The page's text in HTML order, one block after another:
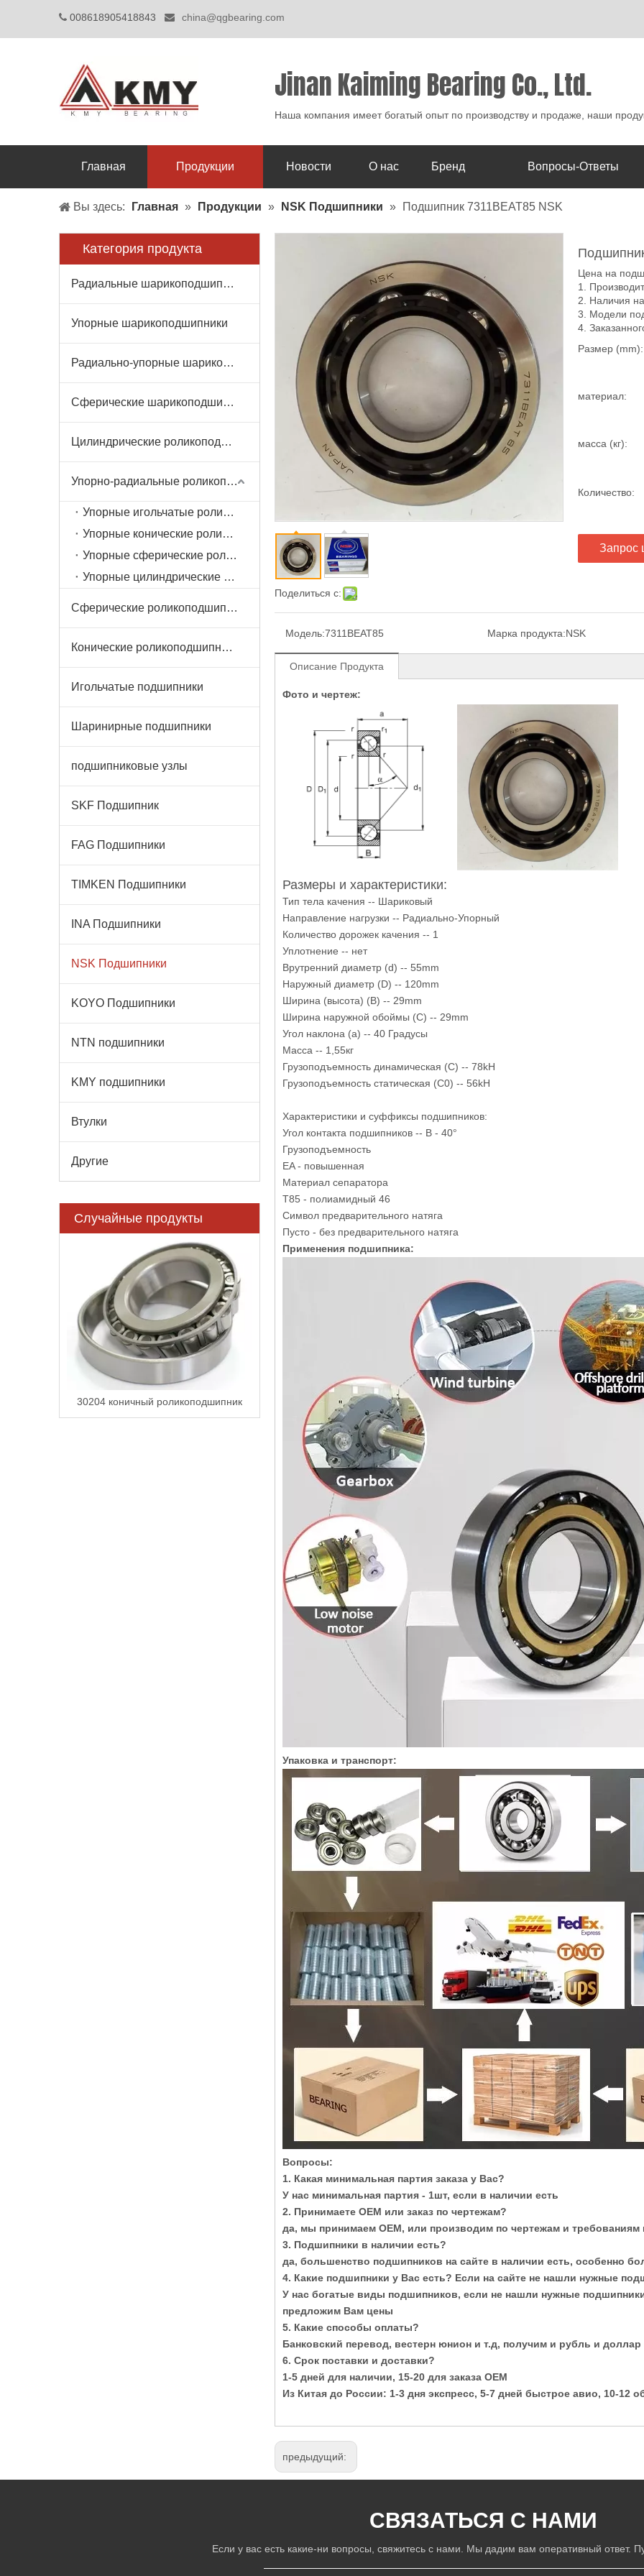
 008618905418843  china@qgbearing.com
Jinan Kaiming Bearing Co., Ltd.
Наша компания имеет богатый опыт по производству и продаже, наши
Главная Продукции Новости О нас Бренд Вопросы-Ответы
Вы здесь: Главная » Продукции » NSK Подшипники » Подшипник 7311BEAT85 NSK
Категория продукта
Радиальные шарикоподшипники
Упорные шарикоподшипники
Радиально-упорные шарикоподшипники
Сферические шарикоподшипники
Цилиндрические роликоподшипники
Упорно-радиальные роликоподшипники
Упорные игольчатые роликоподшипники
Упорные конические роликоподшипники
Упорные сферические роликоподшипники
Упорные цилиндрические роликоподшипники
Сферические роликоподшипники
Конические роликоподшипники
Игольчатые подшипники
Шаринирные подшипники
подшипниковые узлы
SKF Подшипник
FAG Подшипники
TIMKEN Подшипники
INA Подшипники
NSK Подшипники
KOYO Подшипники
NTN подшипники
KMY подшипники
Втулки
Другие
Случайные продукты
30204 коничный роликоподшипник
N311ECP цилиндрический
Поделиться с:
Цена на
1.
2. Наличия
3. Модели
4.
Размер (mm):
материал:
масса (кг):
Количество:
Запрос
Модель:7311BEAT85 Марка продукта:NSK
Описание Продукта
Фото и чертеж:
Размеры и характеристики:
Тип тела качения -- Шариковый
Направление нагрузки -- Радиально-Упорный
Количество дорожек качения -- 1
Уплотнение -- нет
Врутренний диаметр (d) -- 55mm
Наружный диаметр (D) -- 120mm
Ширина (высота) (B) -- 29mm
Ширина наружной обоймы (C) -- 29mm
Угол наклона (a) -- 40 Градусы
Масса -- 1,55кг
Грузоподъемность динамическая (С) -- 78kH
Грузоподъемность статическая (С0) -- 56kH
Характеристики и суффиксы подшипников:
Угол контакта подшипников -- B - 40°
Грузоподъемность
EA - повышенная
Материал сепаратора
T85 - полиамидный 46
Символ предварительного натяга
Пусто - без предварительного натяга
Применения подшипника:
Упаковка и транспорт:
Вопросы:
1. Какая минимальная партия заказа у Вас?
У нас минимальная партия - 1шт, если в наличии есть
2. Принимаете OEM или заказ по чертежам?
да, мы принимаем OEM, или производим по чертежам и требованиям
3. Подшипники в наличии есть?
да, большенство подшипников на сайте в наличии есть, особенно
4. Какие подшипники у Вас есть? Если на сайте не нашли нужные
У нас богатые виды подшипников, если не нашли нужные
предложим Вам цены
5. Какие способы оплаты?
Банковский перевод, вестерн юнион и т.д, получим и рубль и
6. Срок поставки и доставки?
1-5 дней для наличии, 15-20 для заказа OEM
Из Китая до России: 1-3 дня экспресс, 5-7 дней быстрое авио, 10-12
предыдущий:
СВЯЗАТЬСЯ С НАМИ
Если у вас есть какие-ни вопросы, свяжитесь с нами. Мы дадим вам оперативный ответ.